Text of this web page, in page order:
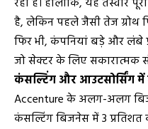
है, लेकिन पहले जैसी तेज ग्रोथ
फिर भी, कंपनियां बड़े और लंबे
जो सेक्टर के लिए सकारात्मक
कंसल्टिंग और आउटसोर्सिंग में
Accenture के अलग-अलग
कंसल्टिंग बिजनेस में 3 प्रतिशत